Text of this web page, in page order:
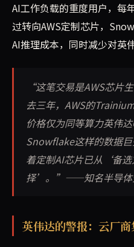
AI工作负载的重度用户，每
过转向AWS定制芯片，
AI推理成本，同时减少对英
“这笔交易是AWS芯片
去三年，AWS的
价格仅为同等算力英伟
Snowflake这样的数据
着定制AI芯片已从‘备
择’。”——知名半导体
英伟达的警报：云厂